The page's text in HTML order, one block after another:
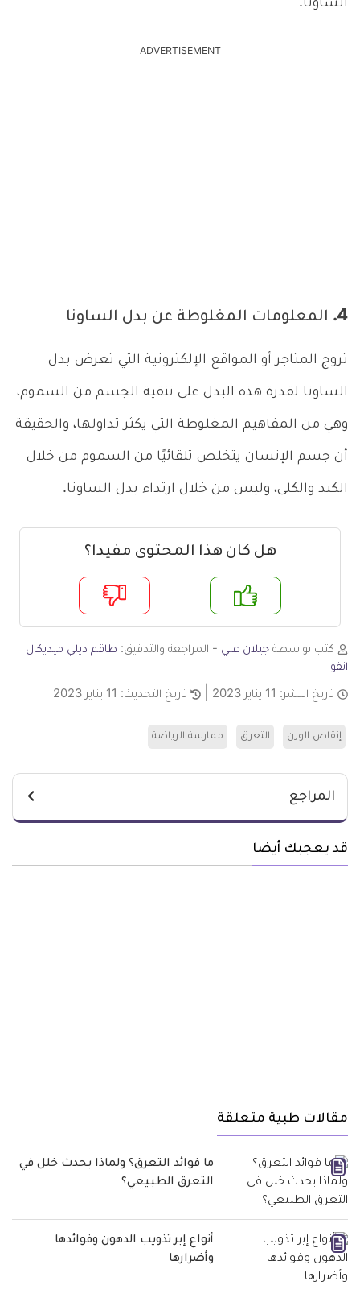
الساونا.
ADVERTISEMENT
4. المعلومات المغلوطة عن بدل الساونا
تروج المتاجر أو المواقع الإلكترونية التي تعرض بدل
الساونا لقدرة هذه البدل على تنقية الجسم من السموم،
وهي من المفاهيم المغلوطة التي يكثر تداولها، والحقيقة
أن جسم الإنسان يتخلص تلقائيًا من السموم من خلال
الكبد والكلى، وليس من خلال ارتداء بدل الساونا.
هل كان هذا المحتوى مفيدا؟
لا
كتب بواسطة جيلان علي - المراجعة والتدقيق: طاقم ديلي ميديكال
انفو
تاريخ النشر: 11 يناير 2023 تاريخ التحديث: 11 يناير 2023
إنقاص الوزن التعرق ممارسة الرياضة
المراجع
قد يعجبك أيضا
مقالات طبية متعلقة
ما فوائد التعرق؟ ولماذا يحدث خلل في
التعرق الطبيعي؟
أنواع إبر تذويب الدهون وفوائدها
وأضرارها